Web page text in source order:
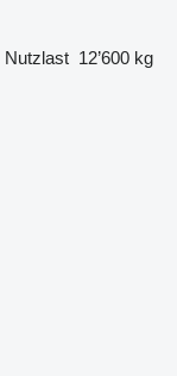
Nutzlast 12’600 kg